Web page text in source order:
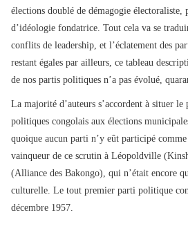
élections doublé de démagogie électoraliste,
d’idéologie fondatrice. Tout cela va se
conflits de leadership, et l’éclatement des
restant égales par ailleurs, ce tableau
de nos partis politiques n’a pas évolué,
La majorité d’auteurs s’accordent à situer le
politiques congolais aux élections
quoique aucun parti n’y eût participé
vainqueur de ce scrutin à Léopoldville
(Alliance des Bakongo), qui n’était encore
culturelle. Le tout premier parti politique
décembre 1957.